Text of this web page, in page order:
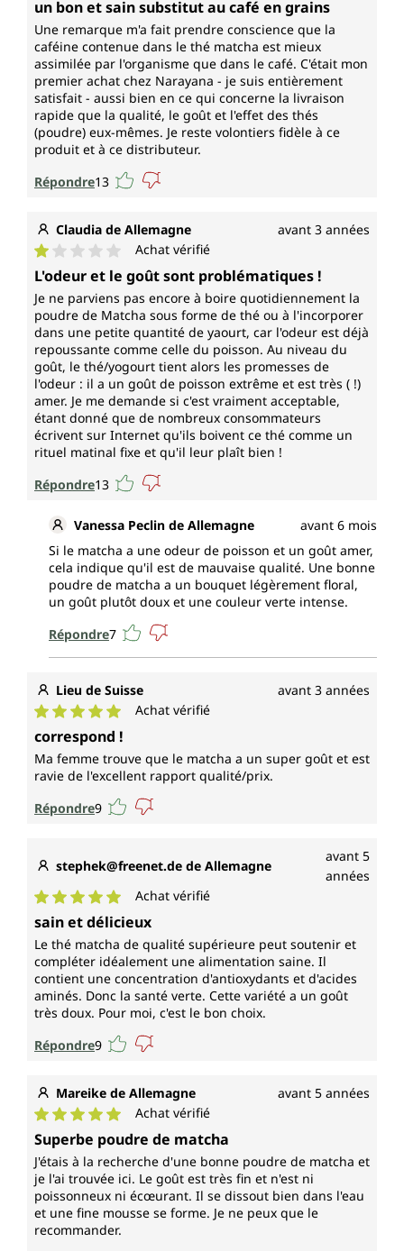
un bon et sain substitut au café en grains
Une remarque m'a fait prendre conscience que la
caféine contenue dans le thé matcha est mieux
assimilée par l'organisme que dans le café. C'était mon
premier achat chez Narayana - je suis entièrement
satisfait - aussi bien en ce qui concerne la livraison
rapide que la qualité, le goût et l'effet des thés
(poudre) eux-mêmes. Je reste volontiers fidèle à ce
produit et à ce distributeur.
Répondre13
Claudia de Allemagne avant 3 années
Note moyenne de 1 sur 5 étoiles
Achat vérifié
L'odeur et le goût sont problématiques !
Je ne parviens pas encore à boire quotidiennement la
poudre de Matcha sous forme de thé ou à l'incorporer
dans une petite quantité de yaourt, car l'odeur est déjà
repoussante comme celle du poisson. Au niveau du
goût, le thé/yogourt tient alors les promesses de
l'odeur : il a un goût de poisson extrême et est très ( !)
amer. Je me demande si c'est vraiment acceptable,
étant donné que de nombreux consommateurs
écrivent sur Internet qu'ils boivent ce thé comme un
rituel matinal fixe et qu'il leur plaît bien !
Répondre13
Vanessa Peclin de Allemagne
avant 6 mois
Si le matcha a une odeur de poisson et un goût amer,
cela indique qu'il est de mauvaise qualité. Une bonne
poudre de matcha a un bouquet légèrement floral,
un goût plutôt doux et une couleur verte intense.
Répondre7
Lieu de Suisse avant 3 années
Note moyenne de 5 sur 5 étoiles
Achat vérifié
correspond !
Ma femme trouve que le matcha a un super goût et est
ravie de l'excellent rapport qualité/prix.
Répondre9
stephek@freenet.de de Allemagne
avant 5
années
Note moyenne de 5 sur 5 étoiles
Achat vérifié
sain et délicieux
Le thé matcha de qualité supérieure peut soutenir et
compléter idéalement une alimentation saine. Il
contient une concentration d'antioxydants et d'acides
aminés. Donc la santé verte. Cette variété a un goût
très doux. Pour moi, c'est le bon choix.
Répondre9
Mareike de Allemagne avant 5 années
Note moyenne de 5 sur 5 étoiles
Achat vérifié
Superbe poudre de matcha
J'étais à la recherche d'une bonne poudre de matcha et
je l'ai trouvée ici. Le goût est très fin et n'est ni
poissonneux ni écœurant. Il se dissout bien dans l'eau
et une fine mousse se forme. Je ne peux que le
recommander.